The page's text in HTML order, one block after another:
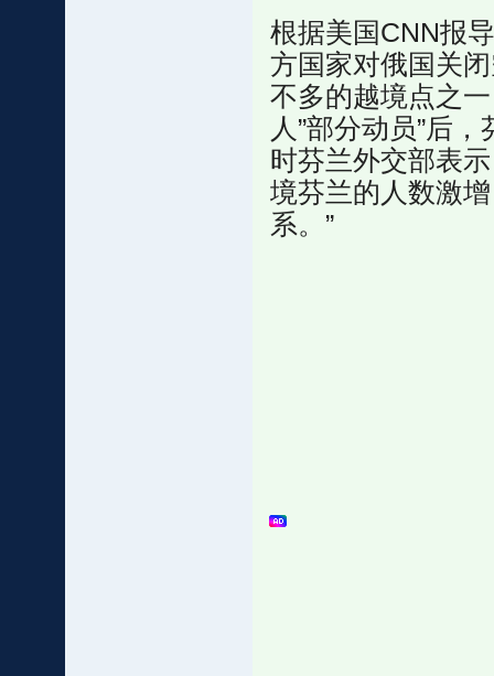
根据美国CNN报
方国家对俄国关
不多的越境点之
人”部分动员”后
时芬兰外交部表
境芬兰的人数激
系。”